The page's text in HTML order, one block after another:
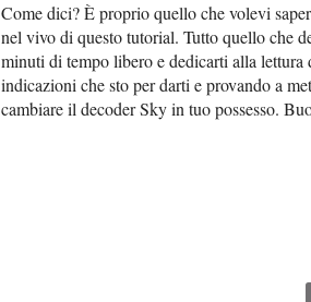
Come dici? È proprio quello che volevi
nel vivo di questo tutorial. Tutto quello che
minuti di tempo libero e dedicarti alla lettura
indicazioni che sto per darti e provando a
cambiare il decoder Sky in tuo possesso.